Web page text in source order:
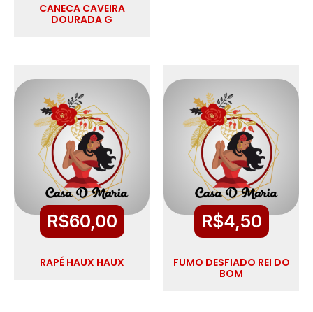
CANECA CAVEIRA
DOURADA G
R$60,00
RAPÉ HAUX HAUX
R$4,50
FUMO DESFIADO REI DO
BOM